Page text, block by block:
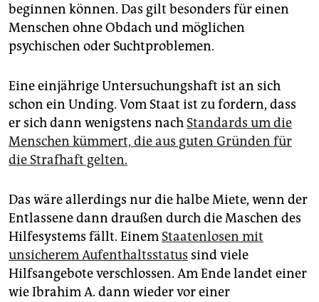
beginnen können. Das gilt besonders für einen
Menschen ohne Obdach und möglichen
psychischen oder Suchtproblemen.
Eine einjährige Untersuchungshaft ist an sich
schon ein Unding. Vom Staat ist zu fordern, dass
er sich dann wenigstens nach Standards um die
Menschen kümmert, die aus guten Gründen für
die Strafhaft gelten.
Das wäre allerdings nur die halbe Miete, wenn der
Entlassene dann draußen durch die Maschen des
Hilfesystems fällt. Einem Staatenlosen mit
unsicherem Aufenthaltsstatus sind viele
Hilfsangebote verschlossen. Am Ende landet einer
wie Ibrahim A. dann wieder vor einer